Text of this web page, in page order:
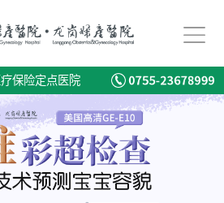
保险定点医院